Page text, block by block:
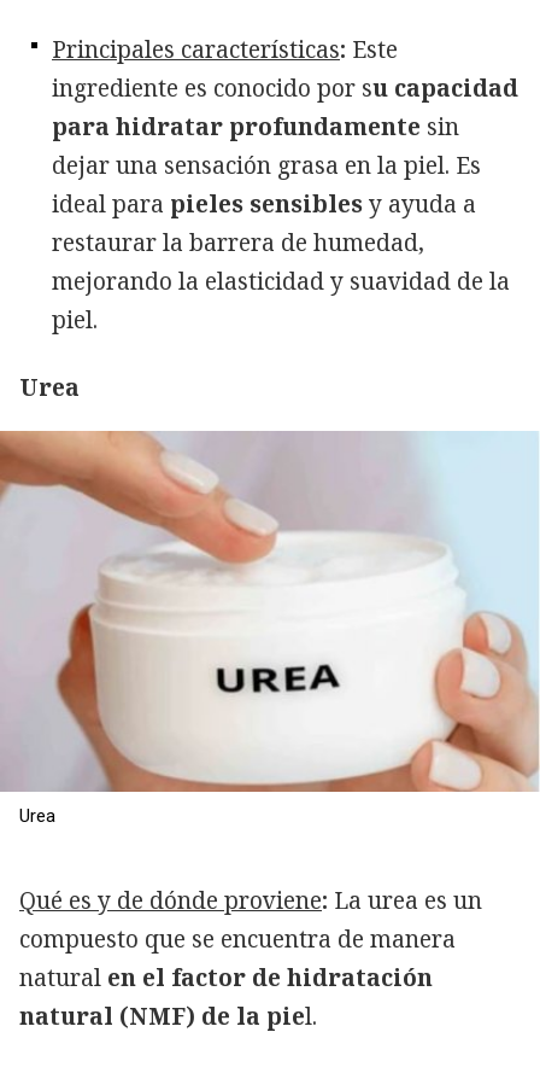
Principales características: Este
ingrediente es conocido por su capacidad
para hidratar profundamente sin
dejar una sensación grasa en la piel. Es
ideal para pieles sensiblesy ayuda a
restaurar la barrera de humedad,
mejorando la elasticidad y suavidad de la
piel.
Urea
Urea
Qué es y de dónde proviene: La urea es un
compuesto que se encuentra de manera
natural en el factor de hidratación
natural (NMF) de la piel.